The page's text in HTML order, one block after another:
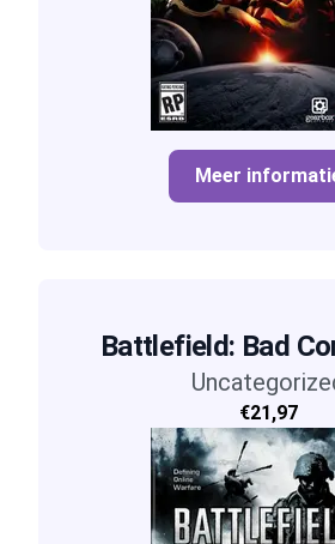
Meer
Battlefield: Bad
€21,97